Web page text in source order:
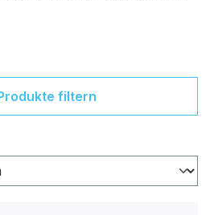
filtern